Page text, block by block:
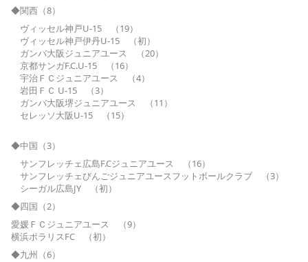
◆関西（8）
ヴィッセル神戸U-15 （19）
ヴィッセル神戸伊丹U-15 （初）
ガンバ大阪ジュニアユース （20）
京都サンガF.C.U-15 （16）
宇治ＦＣジュニアユース （4）
岩田ＦＣ U-15 （3）
ガンバ大阪堺ジュニアユース （11）
セレッソ大阪U-15 （15）
◆中国（3）
サンフレッチェ広島F.Cジュニアユース （16）
サンフレッチェびんごジュニアユースフットボールクラブ （3）
シーガル広島JY （初）
◆四国（2）
愛媛ＦＣジュニアユース （9）
横浜ポラリスFC （初）
◆九州（6）